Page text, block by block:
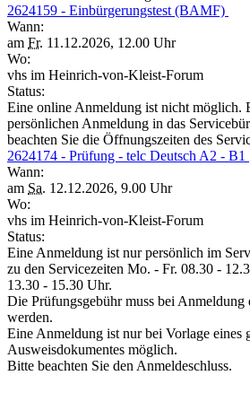
2624159 - Einbürgerungstest (BAMF)
Wann:
am Fr. 11.12.2026, 12.00 Uhr
Wo:
vhs im Heinrich-von-Kleist-Forum
Status:
Eine online Anmeldung ist nicht möglich.
persönlichen Anmeldung in das
beachten Sie die Öffnungszeiten des
2624174 - Prüfung - telc Deutsch A2 - B1
Wann:
am Sa. 12.12.2026, 9.00 Uhr
Wo:
vhs im Heinrich-von-Kleist-Forum
Status:
Eine Anmeldung ist nur persönlich im
zu den Servicezeiten Mo. - Fr. 08.30 -
13.30 - 15.30 Uhr.
Die Prüfungsgebühr muss bei
werden.
Eine Anmeldung ist nur bei Vorlage eines
Ausweisdokumentes möglich.
Bitte beachten Sie den Anmeldeschluss.